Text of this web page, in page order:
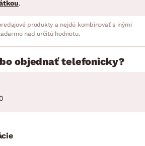
.
produkty a nejdú kombinovať s inými
nad určitú hodnotu.
objednať telefonicky?